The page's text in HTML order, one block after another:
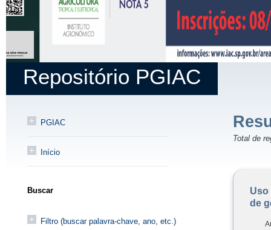
Repositório PGIAC
PGIAC
Início
Buscar
Filtro (buscar palavra-chave, ano, etc.)
Total de
Uso
de